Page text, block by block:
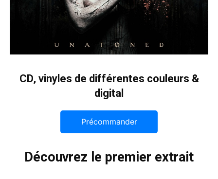
CD, vinyles de différentes couleurs &
digital
Précommander
Découvrez le premier extrait